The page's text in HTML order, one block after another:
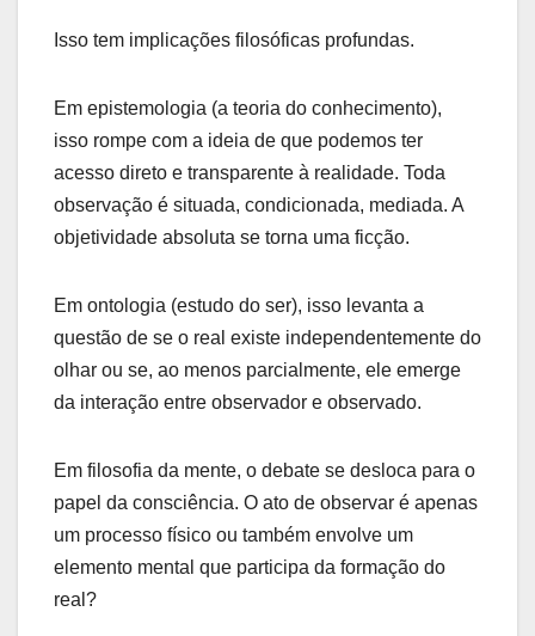
Isso tem implicações filosóficas profundas.
Em epistemologia (a teoria do conhecimento),
isso rompe com a ideia de que podemos ter
acesso direto e transparente à realidade. Toda
observação é situada, condicionada, mediada. A
objetividade absoluta se torna uma ficção.
Em ontologia (estudo do ser), isso levanta a
questão de se o real existe independentemente do
olhar ou se, ao menos parcialmente, ele emerge
da interação entre observador e observado.
Em filosofia da mente, o debate se desloca para o
papel da consciência. O ato de observar é apenas
um processo físico ou também envolve um
elemento mental que participa da formação do
real?